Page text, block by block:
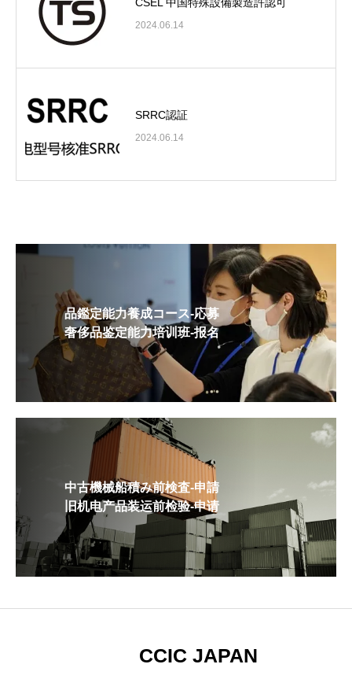
2024.06.14
SRRC認証
2024.06.14
品鑑定能力養成コース-応募
奢侈品鉴定能力培训班-报名
中古機械船積み前検査-申請
旧机电产品装运前检验-申请
CCIC JAPAN